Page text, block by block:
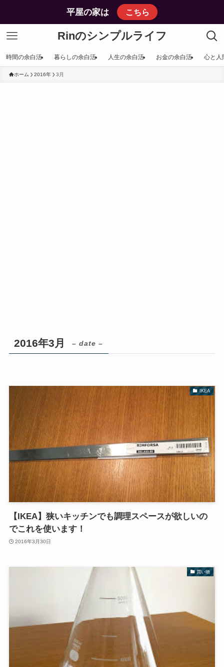
平屋の家は こちら
Rinのシンプルライフ
時間の余白活 暮らしの余白活 人生の余白活 お金の余白活 心と人
ホーム 2016年 3月
2016年3月 – date –
IKEA
【IKEA】狭いキッチンでも調理スペースが欲しいの
でこれを使います！
2016年3月30日
買い物